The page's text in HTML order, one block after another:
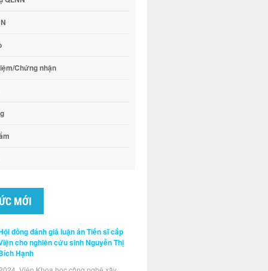
Chứng nhận
MỚI
đồng đánh giá luận án Tiến sĩ cấp
cho nghiên cứu sinh Nguyễn Thị
Hạnh